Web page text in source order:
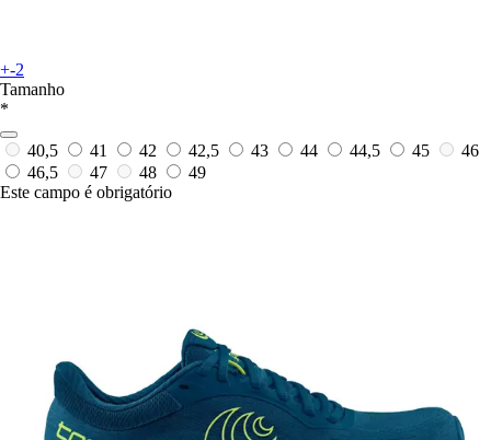
+-2
Tamanho
*
40,5 41 42 42,5 43 44 44,5 45
46
46,5
47 48
49
Este campo é obrigatório